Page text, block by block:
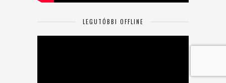
LEGUTÓBBI OFFLINE